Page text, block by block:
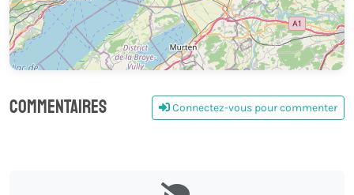
Commentaires Connectez-vous pour commenter